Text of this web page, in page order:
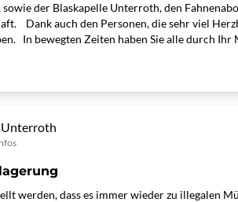
der Blaskapelle Unterroth, den
Dank auch den Personen, die sehr viel
In bewegten Zeiten haben Sie alle durch
Unterroth
werden, dass es immer wieder zu illegalen